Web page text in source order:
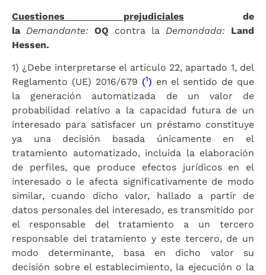
Cuestiones prejudiciales de
la Demandante: OQ contra la Demandada:
Land
Hessen.
1) ¿Debe interpretarse el artículo 22, apartado 1, del
Reglamento (UE) 2016/679 (1) en el sentido de que
la generación automatizada de un valor de
probabilidad relativo a la capacidad futura de un
interesado para satisfacer un préstamo constituye
ya una decisión basada únicamente en el
tratamiento automatizado, incluida la elaboración
de perfiles, que produce efectos jurídicos en el
interesado o le afecta significativamente de modo
similar, cuando dicho valor, hallado a partir de
datos personales del interesado, es transmitido por
el responsable del tratamiento a un tercero
responsable del tratamiento y este tercero, de un
modo determinante, basa en dicho valor su
decisión sobre el establecimiento, la ejecución o la